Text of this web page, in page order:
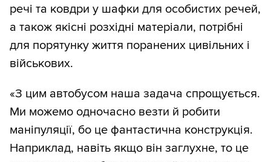
речі та ковдри у шафки для особистих речей,
а також якісні розхідні матеріали, потрібні
для порятунку життя поранених цивільних і
військових.
«З цим автобусом наша задача спрощується.
Ми можемо одночасно везти й робити
маніпуляції, бо це фантастична конструкція.
Наприклад, навіть якщо він заглухне, то це